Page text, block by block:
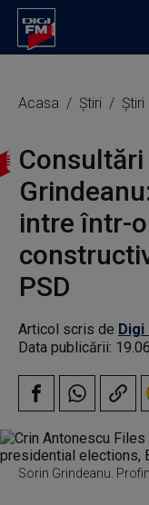
Acasa Știri
intre într-
PSD
Articol scris de Digi
Data publicării:
Sorin Grindeanu.